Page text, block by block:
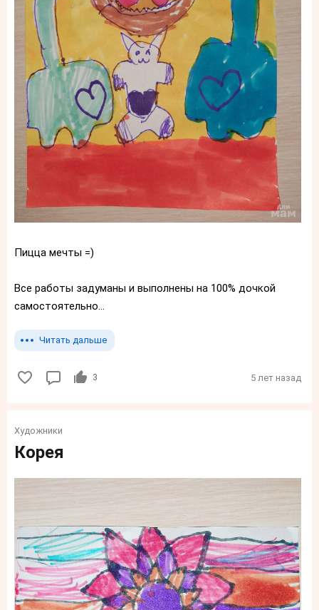
Пицца мечты =)
Все работы задуманы и выполнены на 100% дочкой
самостоятельно...
Читать дальше
3 5 лет назад
Художники
Корея